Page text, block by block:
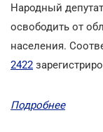
Народный
освободить от
населения.
2422
Подробнее